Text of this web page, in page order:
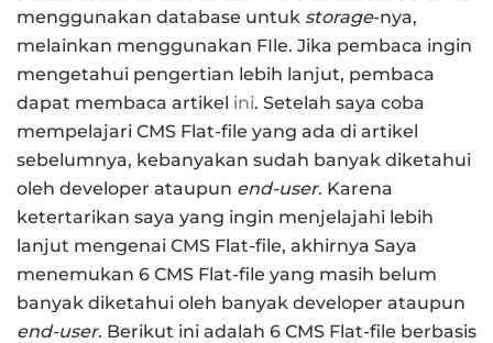
menggunakan database untuk storage-nya,
melainkan menggunakan FIle. Jika pembaca ingin
mengetahui pengertian lebih lanjut, pembaca
dapat membaca artikel ini. Setelah saya coba
mempelajari CMS Flat-file yang ada di artikel
sebelumnya, kebanyakan sudah banyak diketahui
oleh developer ataupun end-user. Karena
ketertarikan saya yang ingin menjelajahi lebih
lanjut mengenai CMS Flat-file, akhirnya Saya
menemukan 6 CMS Flat-file yang masih belum
banyak diketahui oleh banyak developer ataupun
end-user. Berikut ini adalah 6 CMS Flat-file berbasis